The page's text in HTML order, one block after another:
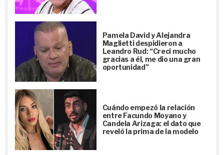
Pamela David y Alejandra
Maglietti despidieron a
Leandro Rud: “Crecí mucho
gracias a él, me dio una gran
oportunidad”
Cuándo empezó la relación
entre Facundo Moyano y
Candela Arizaga: el dato que
reveló la prima de la modelo